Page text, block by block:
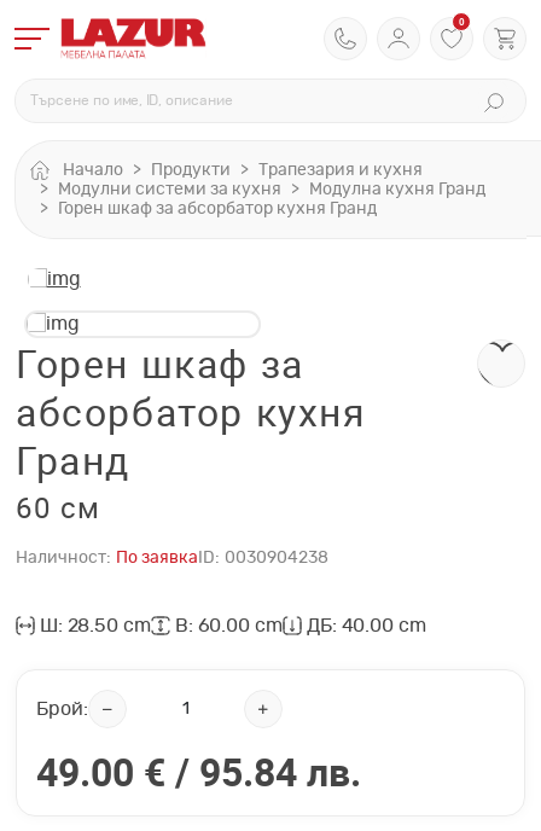
0
Начало Продукти
Трапезария и кухня
Модулни системи за кухня
Модулна кухня Гранд
Горен шкаф за абсорбатор кухня Гранд
Горен шкаф за
абсорбатор кухня
Гранд
60 см
Наличност: По заявка ID: 0030904238
Ш: 28.50 cm В: 60.00 cm ДБ: 40.00 cm
Брой:
49.00 € / 95.84 лв.